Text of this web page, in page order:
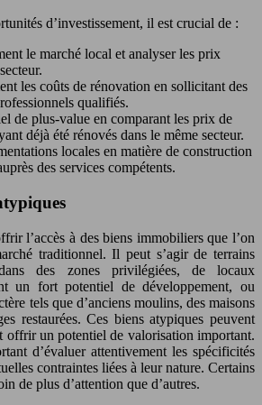
d’investissement, il est crucial de :
le marché local et analyser les prix
les coûts de rénovation en sollicitant des
qualifiés.
de plus-value en comparant les prix de
déjà été rénovés dans le même secteur.
locales en matière de construction
des services compétents.
l’accès à des biens immobiliers que l’on
traditionnel. Il peut s’agir de terrains
des zones privilégiées, de locaux
un fort potentiel de développement, ou
tels que d’anciens moulins, des maisons
restaurées. Ces biens atypiques peuvent
offrir un potentiel de valorisation important.
d’évaluer attentivement les spécificités
contraintes liées à leur nature. Certains
de plus d’attention que d’autres.